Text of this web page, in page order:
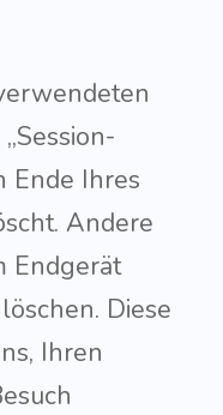
Ende Ihres
Andere
Endgerät
Diese
Ihren